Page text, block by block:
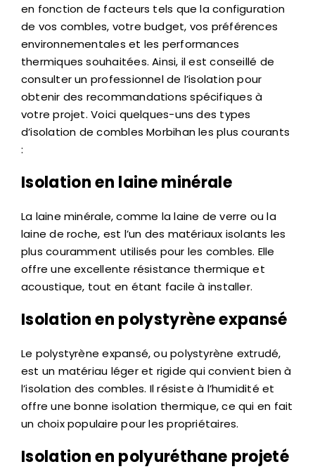
en fonction de facteurs tels que la configuration
de vos combles, votre budget, vos préférences
environnementales et les performances
thermiques souhaitées. Ainsi, il est conseillé de
consulter un professionnel de l’isolation pour
obtenir des recommandations spécifiques à
votre projet. Voici quelques-uns des types
d’isolation de combles Morbihan les plus courants
:
Isolation en laine minérale
La laine minérale, comme la laine de verre ou la
laine de roche, est l’un des matériaux isolants les
plus couramment utilisés pour les combles. Elle
offre une excellente résistance thermique et
acoustique, tout en étant facile à installer.
Isolation en polystyrène expansé
Le polystyrène expansé, ou polystyrène extrudé,
est un matériau léger et rigide qui convient bien à
l’isolation des combles. Il résiste à l’humidité et
offre une bonne isolation thermique, ce qui en fait
un choix populaire pour les propriétaires.
Isolation en polyuréthane projeté